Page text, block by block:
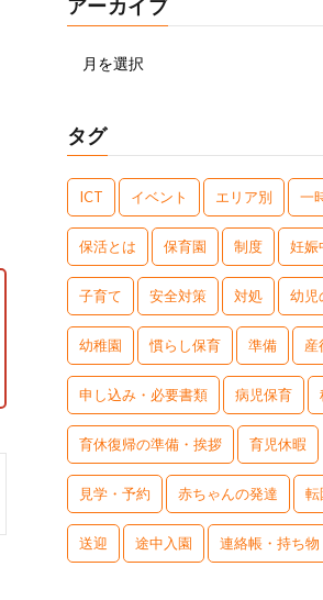
アーカイブ
タグ
ICT イベント エリア別 一
保活とは 保育園 制度 妊娠
子育て 安全対策 対処 幼児
幼稚園 慣らし保育 準備 産
申し込み・必要書類 病児保育
育休復帰の準備・挨拶 育児休暇
見学・予約 赤ちゃんの発達 転
送迎 途中入園 連絡帳・持ち物